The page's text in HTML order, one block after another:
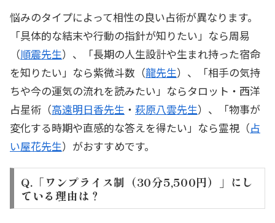
悩みのタイプによって相性の良い占術が異なります。
「具体的な結末や行動の指針が知りたい」なら周易
（順震先生）、「長期の人生設計や生まれ持った宿命
を知りたい」なら紫微斗数（龍先生）、「相手の気持
ちや今の運気の流れを読みたい」ならタロット・西洋
占星術（高遠明日香先生 ・ 萩原八雲先生）、「物事が
変化する時期や直感的な答えを得たい」なら霊視（占
い屋花先生）がおすすめです。
Q.「ワンプライス制（30分5,500円）」にし
ている理由は？